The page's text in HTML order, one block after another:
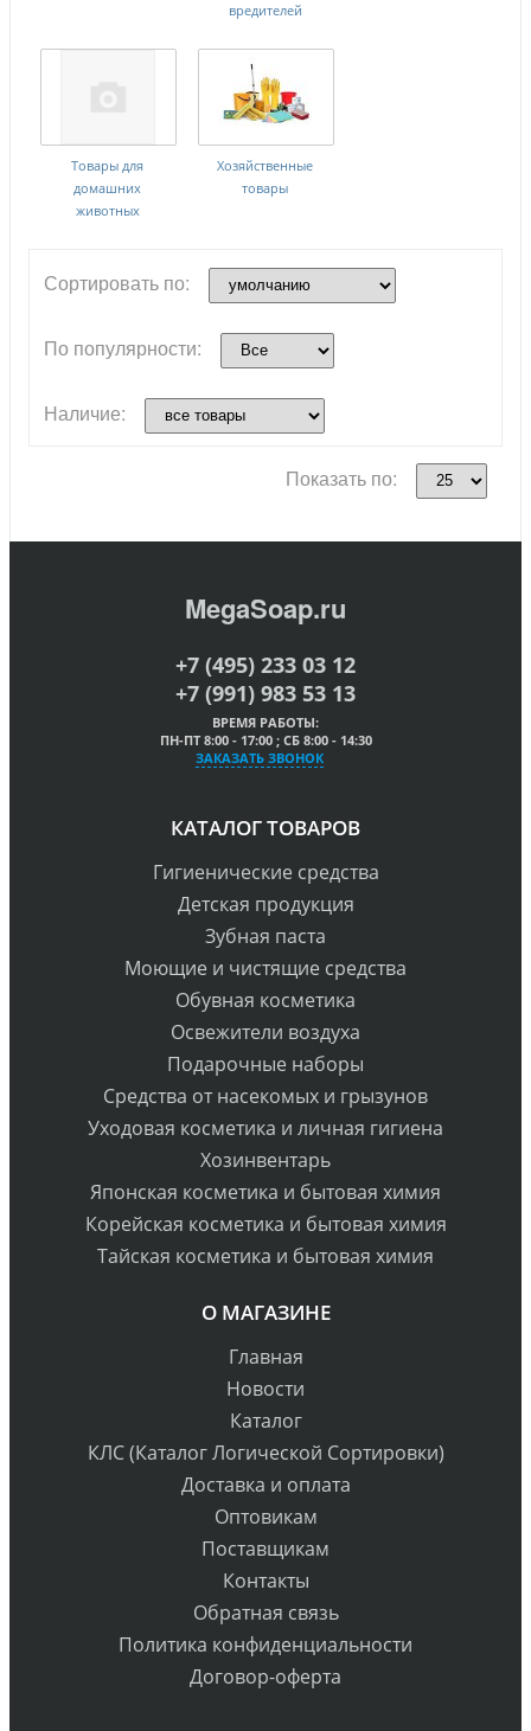
вредителей
Товары для
домашних
животных
Хозяйственные
товары
Сортировать по:
По популярности:
Наличие:
Показать по:
MegaSoap.ru
+7 (495) 233 03 12
+7 (991) 983 53 13
ВРЕМЯ РАБОТЫ:
ПН-ПТ 8:00 - 17:00 ; СБ 8:00 - 14:30
ЗАКАЗАТЬ ЗВОНОК
КАТАЛОГ ТОВАРОВ
Гигиенические средства
Детская продукция
Зубная паста
Моющие и чистящие средства
Обувная косметика
Освежители воздуха
Подарочные наборы
Средства от насекомых и грызунов
Уходовая косметика и личная гигиена
Хозинвентарь
Японская косметика и бытовая химия
Корейская косметика и бытовая химия
Тайская косметика и бытовая химия
О МАГАЗИНЕ
Главная
Новости
Каталог
КЛС (Каталог Логической Сортировки)
Доставка и оплата
Оптовикам
Поставщикам
Контакты
Обратная связь
Политика конфиденциальности
Договор-оферта